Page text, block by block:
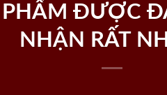
ĐƯỢC
NHẬN RẤT